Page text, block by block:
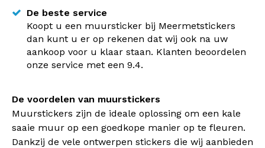
De beste service
Koopt u een muursticker bij Meermetstickers
dan kunt u er op rekenen dat wij ook na uw
aankoop voor u klaar staan. Klanten beoordelen
onze service met een 9.4.
De voordelen van muurstickers
Muurstickers zijn de ideale oplossing om een kale
saaie muur op een goedkope manier op te fleuren.
Dankzij de vele ontwerpen stickers die wij aanbieden